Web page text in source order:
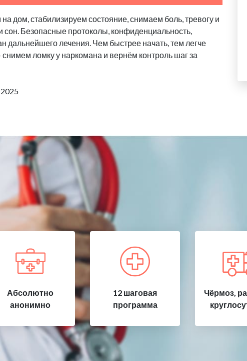
дом, стабилизируем состояние, снимаем боль, тревогу и
сон. Безопасные протоколы, конфиденциальность,
дальнейшего лечения. Чем быстрее начать, тем легче
ломку у наркомана и вернём контроль шаг за
Абсолютно
анонимно
12 шаговая
программа
Чёрмоз,